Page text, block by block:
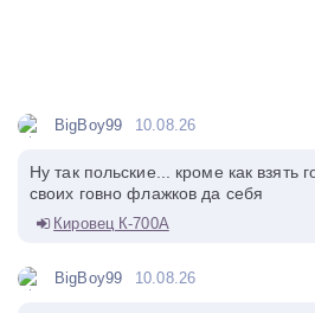
BigBoy99 10.08.26
Ну так польские... кроме как взять
своих говно флажков да себя
Кировец К-700А
BigBoy99 10.08.26